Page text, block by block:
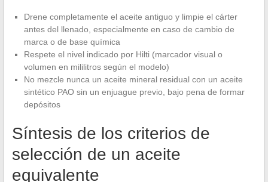
Drene completamente el aceite antiguo y limpie el cárter
antes del llenado, especialmente en caso de cambio de
marca o de base química
Respete el nivel indicado por Hilti (marcador visual o
volumen en mililitros según el modelo)
No mezcle nunca un aceite mineral residual con un aceite
sintético PAO sin un enjuague previo, bajo pena de formar
depósitos
Síntesis de los criterios de
selección de un aceite
equivalente